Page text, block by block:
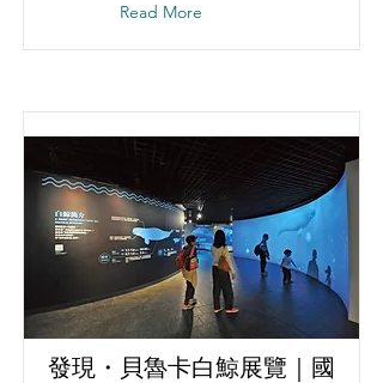
Read More
發現・貝魯卡白鯨展覽｜國